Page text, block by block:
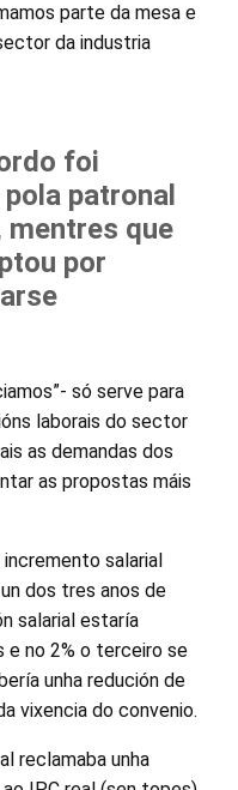
parte da mesa e
da industria
foi
patronal
mentres que
por
só serve para
laborais do sector
as demandas dos
as propostas máis
salarial
dos tres anos de
salarial estaría
e no 2% o terceiro se
unha redución de
vixencia do convenio.
reclamaba unha